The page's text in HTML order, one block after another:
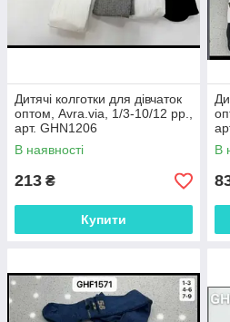
Дитячі колготки для дівчаток
оптом, Avra.via, 1/3-10/12 рр.,
арт. GHN1206
В наявності
213 ₴
Купити
В